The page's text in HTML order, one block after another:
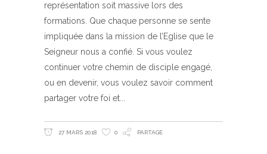
représentation soit massive lors des
formations. Que chaque personne se sente
impliquée dans la mission de l’Eglise que le
Seigneur nous a confié. Si vous voulez
continuer votre chemin de disciple engagé,
ou en devenir, vous voulez savoir comment
partager votre foi et
27 MARS 2018 0 PARTAGE